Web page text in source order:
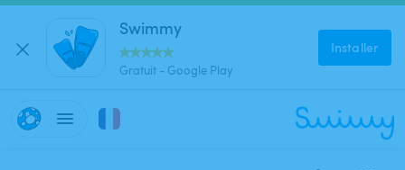
Swimmy
Gratuit - Google Play
Installer